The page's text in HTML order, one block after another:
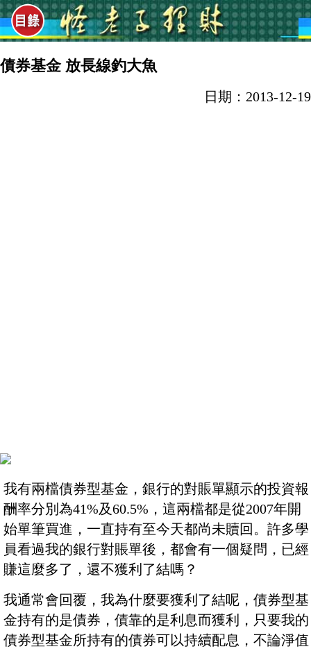
債券基金 放長線釣大魚
日期：2013-12-19
我有兩檔債券型基金，銀行的對賬單顯示的投資報
酬率分別為41%及60.5%，這兩檔都是從2007年開
始單筆買進，一直持有至今天都尚未贖回。許多學
員看過我的銀行對賬單後，都會有一個疑問，已經
賺這麼多了，還不獲利了結嗎？
我通常會回覆，我為什麼要獲利了結呢，債券型基
金持有的是債券，債靠的是利息而獲利，只要我的
債券型基金所持有的債券可以持續配息，不論淨值